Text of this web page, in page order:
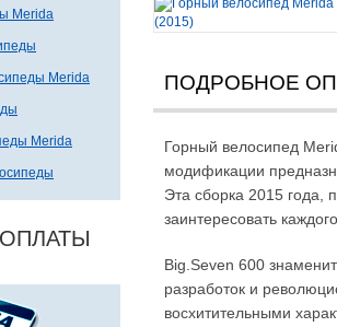
Merida
Merida
Merida
ПОДРОБНОЕ
Горный велосипед
модификации
Эта сборка 2015 года,
заинтересовать
Big.Seven 600
разработок и
восхитительными